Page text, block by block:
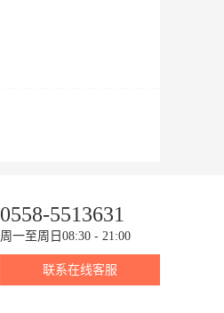
0558-5513631
周一至周日08:30 - 21:00
联系在线客服